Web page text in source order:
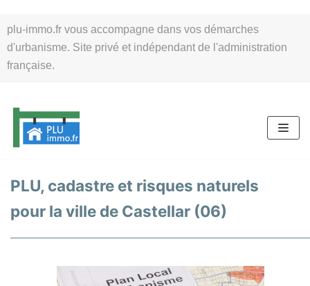
plu-immo.fr vous accompagne dans vos démarches
d'urbanisme. Site privé et indépendant de l'administration
française.
au
contenu
PLU, cadastre et risques naturels
pour la ville de Castellar (06)